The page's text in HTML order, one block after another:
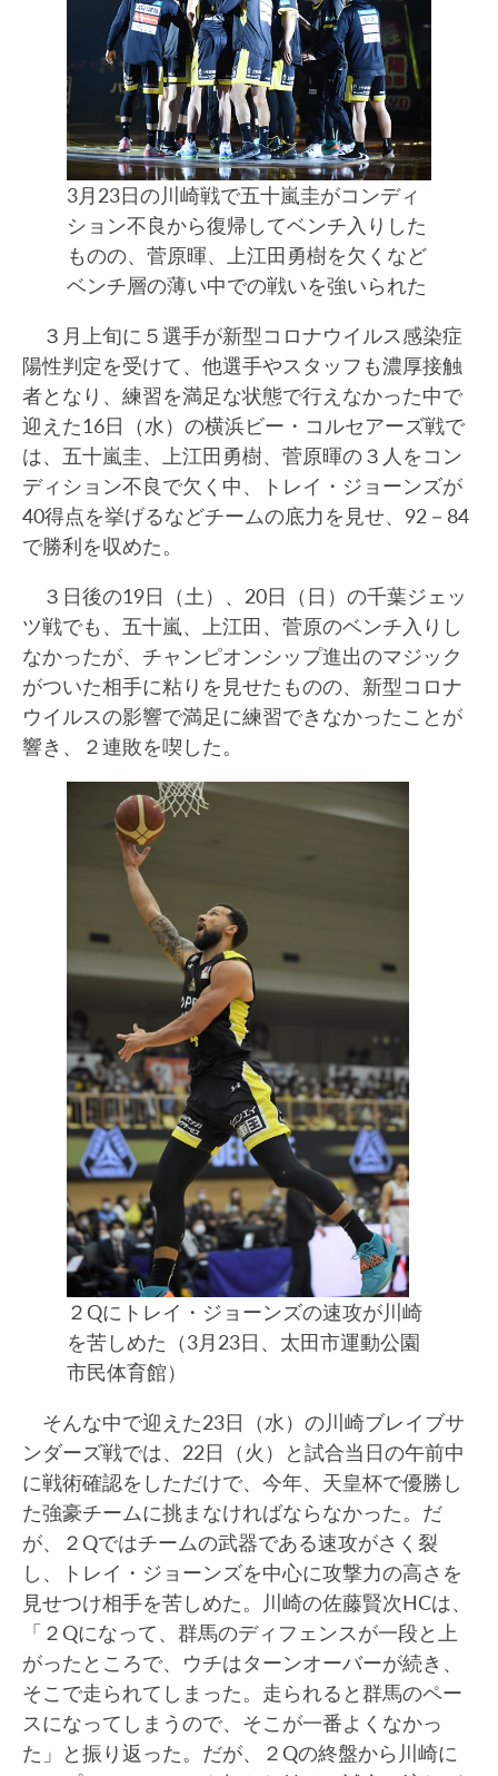
3月23日の川崎戦で五十嵐圭がコンディ
ション不良から復帰してベンチ入りした
ものの、菅原暉、上江田勇樹を欠くなど
ベンチ層の薄い中での戦いを強いられた
３月上旬に５選手が新型コロナウイルス感染症
陽性判定を受けて、他選手やスタッフも濃厚接触
者となり、練習を満足な状態で行えなかった中で
迎えた16日（水）の横浜ビー・コルセアーズ戦で
は、五十嵐圭、上江田勇樹、菅原暉の３人をコン
ディション不良で欠く中、トレイ・ジョーンズが
40得点を挙げるなどチームの底力を見せ、92－84
で勝利を収めた。
３日後の19日（土）、20日（日）の千葉ジェッ
ツ戦でも、五十嵐、上江田、菅原のベンチ入りし
なかったが、チャンピオンシップ進出のマジック
がついた相手に粘りを見せたものの、新型コロナ
ウイルスの影響で満足に練習できなかったことが
響き、２連敗を喫した。
２Qにトレイ・ジョーンズの速攻が川崎
を苦しめた（3月23日、太田市運動公園
市民体育館）
そんな中で迎えた23日（水）の川崎ブレイブサ
ンダーズ戦では、22日（火）と試合当日の午前中
に戦術確認をしただけで、今年、天皇杯で優勝し
た強豪チームに挑まなければならなかった。だ
が、２Qではチームの武器である速攻がさく裂
し、トレイ・ジョーンズを中心に攻撃力の高さを
見せつけ相手を苦しめた。川崎の佐藤賢次HCは、
「２Qになって、群馬のディフェンスが一段と上
がったところで、ウチはターンオーバーが続き、
そこで走られてしまった。走られると群馬のペー
スになってしまうので、そこが一番よくなかっ
た」と振り返った。だが、２Qの終盤から川崎に